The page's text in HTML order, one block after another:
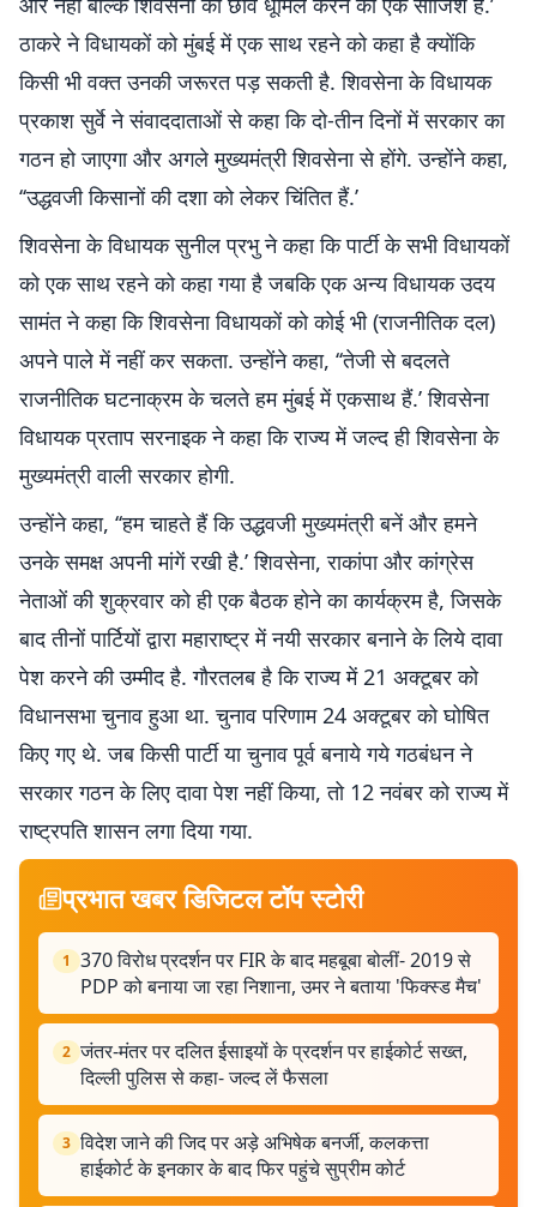
ठाकरे ने विधायकों को मुंबई में एक साथ रहने को कहा है क्योंकि
किसी भी वक्त उनकी जरूरत पड़ सकती है. शिवसेना के विधायक
प्रकाश सुर्वे ने संवाददाताओं से कहा कि दो-तीन दिनों में सरकार का
गठन हो जाएगा और अगले मुख्यमंत्री शिवसेना से होंगे. उन्होंने कहा,
‘‘उद्धवजी किसानों की दशा को लेकर चिंतित हैं.’
शिवसेना के विधायक सुनील प्रभु ने कहा कि पार्टी के सभी विधायकों
को एक साथ रहने को कहा गया है जबकि एक अन्य विधायक उदय
सामंत ने कहा कि शिवसेना विधायकों को कोई भी (राजनीतिक दल)
अपने पाले में नहीं कर सकता. उन्होंने कहा, ‘‘तेजी से बदलते
राजनीतिक घटनाक्रम के चलते हम मुंबई में एकसाथ हैं.’ शिवसेना
विधायक प्रताप सरनाइक ने कहा कि राज्य में जल्द ही शिवसेना के
मुख्यमंत्री वाली सरकार होगी.
उन्होंने कहा, ‘‘हम चाहते हैं कि उद्धवजी मुख्यमंत्री बनें और हमने
उनके समक्ष अपनी मांगें रखी है.’ शिवसेना, राकांपा और कांग्रेस
नेताओं की शुक्रवार को ही एक बैठक होने का कार्यक्रम है, जिसके
बाद तीनों पार्टियों द्वारा महाराष्ट्र में नयी सरकार बनाने के लिये दावा
पेश करने की उम्मीद है. गौरतलब है कि राज्य में 21 अक्टूबर को
विधानसभा चुनाव हुआ था. चुनाव परिणाम 24 अक्टूबर को घोषित
किए गए थे. जब किसी पार्टी या चुनाव पूर्व बनाये गये गठबंधन ने
सरकार गठन के लिए दावा पेश नहीं किया, तो 12 नवंबर को राज्य में
राष्ट्रपति शासन लगा दिया गया.
प्रभात खबर डिजिटल टॉप स्टोरी
1 370 विरोध प्रदर्शन पर FIR के बाद महबूबा बोलीं- 2019 से
PDP को बनाया जा रहा निशाना, उमर ने बताया 'फिक्स्ड मैच'
2 जंतर-मंतर पर दलित ईसाइयों के प्रदर्शन पर हाईकोर्ट सख्त,
दिल्ली पुलिस से कहा- जल्द लें फैसला
3 विदेश जाने की जिद पर अड़े अभिषेक बनर्जी, कलकत्ता
हाईकोर्ट के इनकार के बाद फिर पहुंचे सुप्रीम कोर्ट